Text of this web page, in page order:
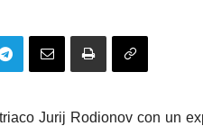
Jurij Rodionov con un